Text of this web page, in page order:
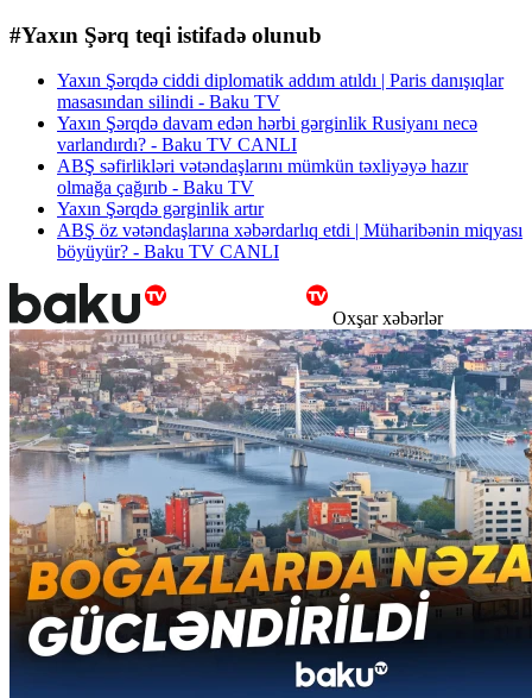
#Yaxın Şərq teqi istifadə olunub
Yaxın Şərqdə ciddi diplomatik addım atıldı | Paris danışıqlar
masasından silindi - Baku TV
Yaxın Şərqdə davam edən hərbi gərginlik Rusiyanı necə
varlandırdı? - Baku TV CANLI
ABŞ səfirlikləri vətəndaşlarını mümkün təxliyəyə hazır
olmağa çağırıb - Baku TV
Yaxın Şərqdə gərginlik artır
ABŞ öz vətəndaşlarına xəbərdarlıq etdi | Müharibənin miqyası
böyüyür? - Baku TV CANLI
Oxşar xəbərlər